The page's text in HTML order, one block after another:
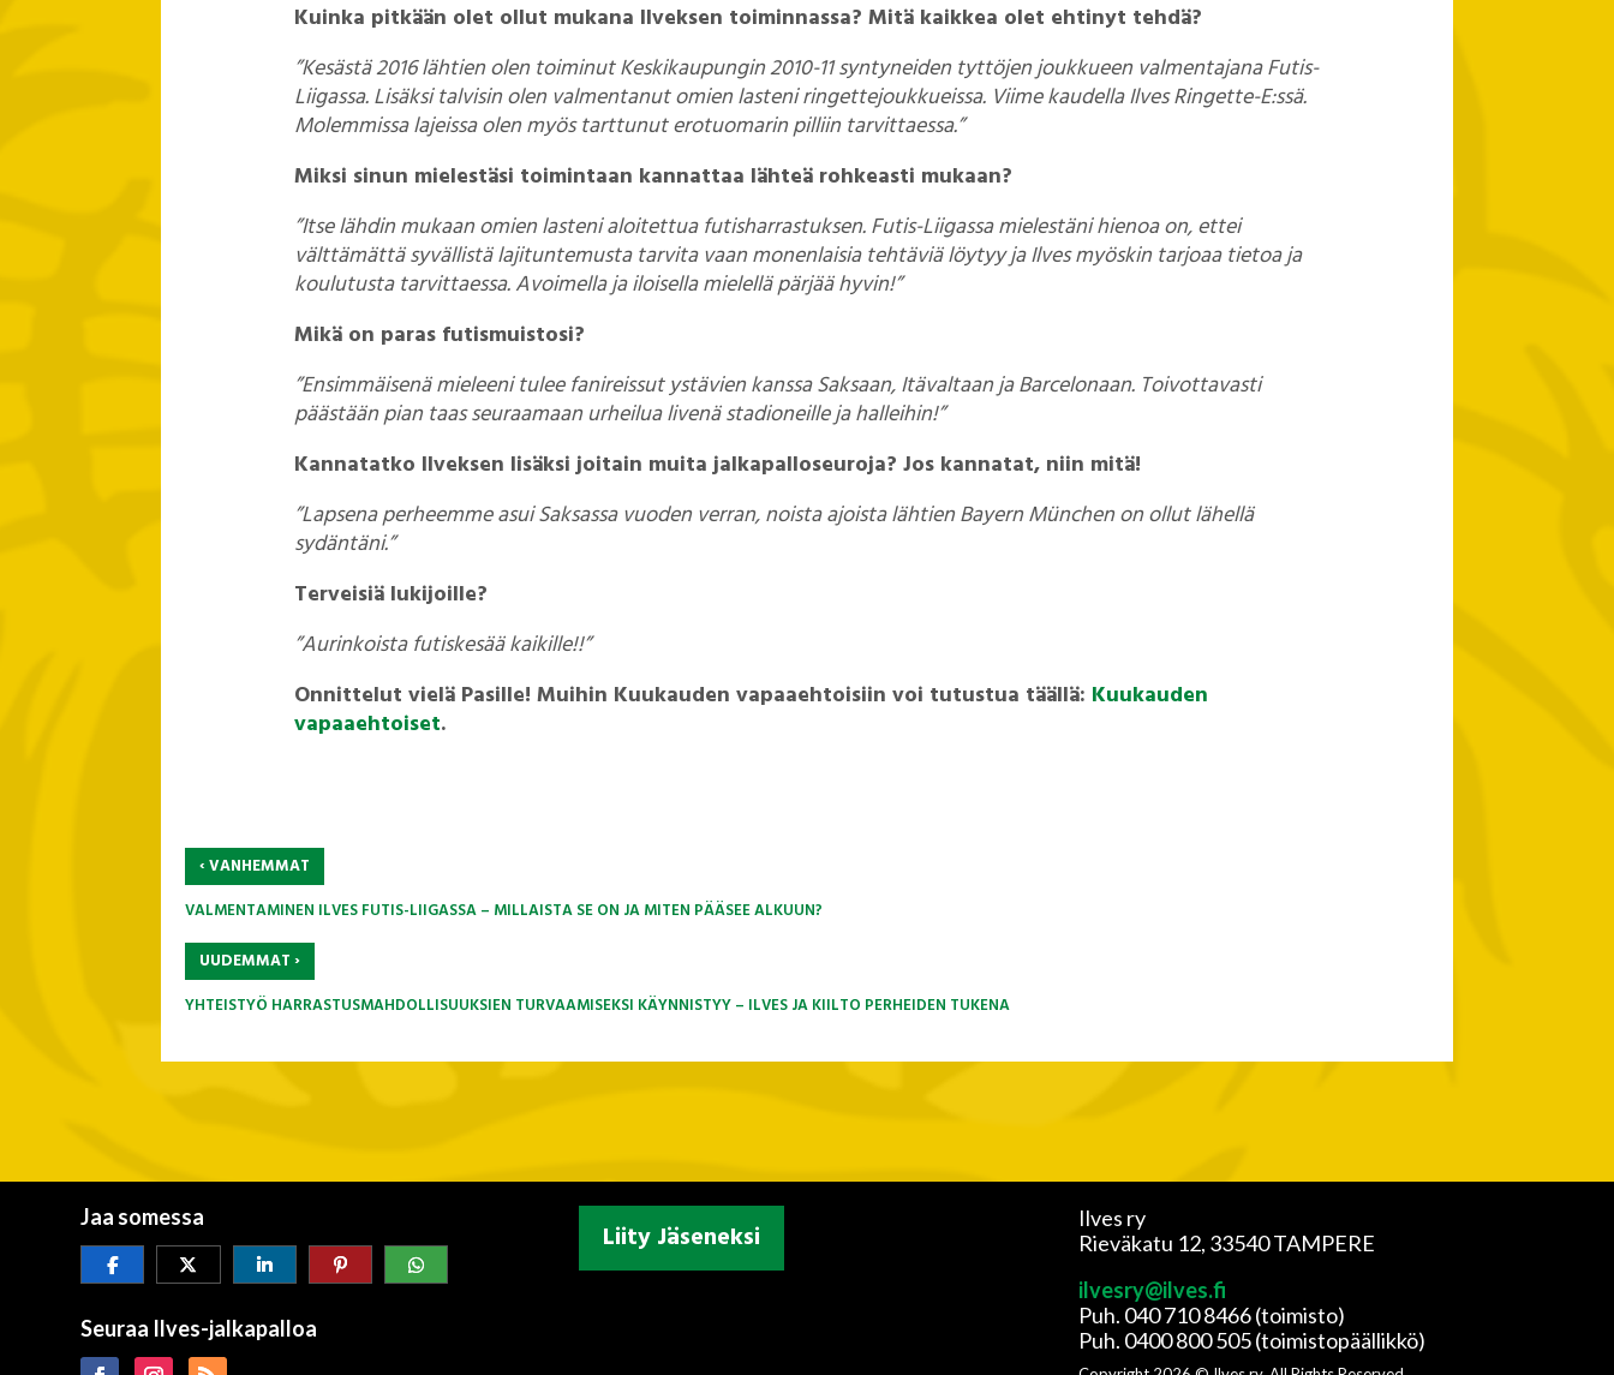
Kuinka pitkään olet ollut mukana Ilveksen toiminnassa? Mitä kaikkea olet ehtinyt tehdä?
”Kesästä 2016 lähtien olen toiminut Keskikaupungin 2010-11 syntyneiden tyttöjen joukkueen valmentajana Futis-
Liigassa. Lisäksi talvisin olen valmentanut omien lasteni ringettejoukkueissa. Viime kaudella Ilves Ringette-E:ssä.
Molemmissa lajeissa olen myös tarttunut erotuomarin pilliin tarvittaessa.”
Miksi sinun mielestäsi toimintaan kannattaa lähteä rohkeasti mukaan?
”Itse lähdin mukaan omien lasteni aloitettua futisharrastuksen. Futis-Liigassa mielestäni hienoa on, ettei
välttämättä syvällistä lajituntemusta tarvita vaan monenlaisia tehtäviä löytyy ja Ilves myöskin tarjoaa tietoa ja
koulutusta tarvittaessa. Avoimella ja iloisella mielellä pärjää hyvin!”
Mikä on paras futismuistosi?
”Ensimmäisenä mieleeni tulee fanireissut ystävien kanssa Saksaan, Itävaltaan ja Barcelonaan. Toivottavasti
päästään pian taas seuraamaan urheilua livenä stadioneille ja halleihin!”
Kannatatko Ilveksen lisäksi joitain muita jalkapalloseuroja? Jos kannatat, niin mitä!
”Lapsena perheemme asui Saksassa vuoden verran, noista ajoista lähtien Bayern München on ollut lähellä
sydäntäni.”
Terveisiä lukijoille?
”Aurinkoista futiskesää kaikille!!”
Onnittelut vielä Pasille! Muihin Kuukauden vapaaehtoisiin voi tutustua täällä: Kuukauden
vapaaehtoiset.
‹VANHEMMAT
VALMENTAMINEN ILVES FUTIS-LIIGASSA – MILLAISTA SE ON JA MITEN PÄÄSEE ALKUUN?
UUDEMMAT›
YHTEISTYÖ HARRASTUSMAHDOLLISUUKSIEN TURVAAMISEKSI KÄYNNISTYY – ILVES JA KIILTO PERHEIDEN TUKENA
Jaa somessa
Seuraa Ilves-jalkapalloa
Liity Jäseneksi
Ilves ry
Rieväkatu 12, 33540 TAMPERE
ilvesry@ilves.fi
Puh. 040 710 8466 (toimisto)
Puh. 0400 800 505 (toimistopäällikkö)